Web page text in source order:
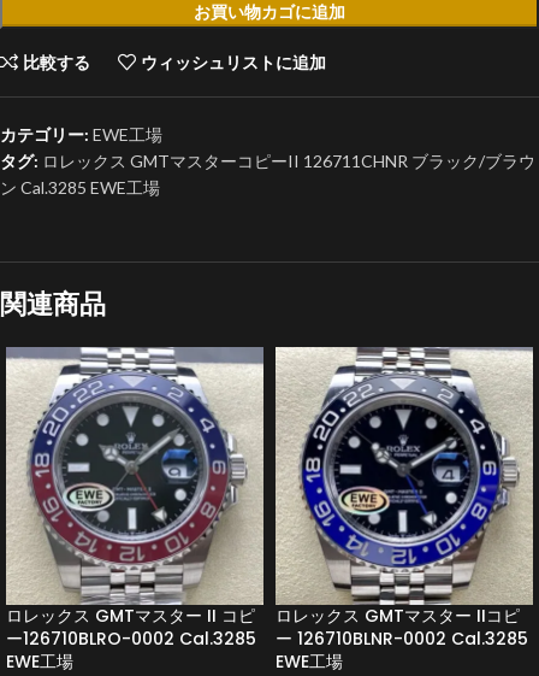
お買い物カゴに追加
比較する ウィッシュリストに追加
カテゴリー: EWE工場
タグ: ロレックス GMTマスターコピーII 126711CHNR ブラック/ブラウ
ン Cal.3285 EWE工場
関連商品
ロレックス GMTマスター II コピ
ー126710BLRO-0002 Cal.3285
EWE工場
ロレックス GMTマスター IIコピ
ー 126710BLNR-0002 Cal.3285
EWE工場